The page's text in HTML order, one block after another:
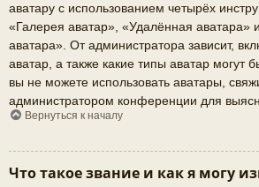
аватару с использованием четырёх
«Галерея аватар», «Удалённая аватара»
аватара». От администратора зависит,
аватар, а также какие типы аватар могут
вы не можете использовать аватары,
администратором конференции для
Вернуться к началу
Что такое звание и как я могу